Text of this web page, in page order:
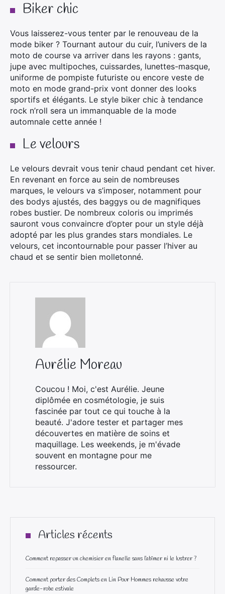
Biker chic
Vous laisserez-vous tenter par le renouveau de la
mode biker ? Tournant autour du cuir, l’univers de la
moto de course va arriver dans les rayons : gants,
jupe avec multipoches, cuissardes, lunettes-masque,
uniforme de pompiste futuriste ou encore veste de
moto en mode grand-prix vont donner des looks
sportifs et élégants. Le style biker chic à tendance
rock n’roll sera un immanquable de la mode
automnale cette année !
Le velours
Le velours devrait vous tenir chaud pendant cet hiver.
En revenant en force au sein de nombreuses
marques, le velours va s’imposer, notamment pour
des bodys ajustés, des baggys ou de magnifiques
robes bustier. De nombreux coloris ou imprimés
sauront vous convaincre d’opter pour un style déjà
adopté par les plus grandes stars mondiales. Le
velours, cet incontournable pour passer l’hiver au
chaud et se sentir bien molletonné.
Aurélie Moreau
Coucou ! Moi, c'est Aurélie. Jeune
diplômée en cosmétologie, je suis
fascinée par tout ce qui touche à la
beauté. J'adore tester et partager mes
découvertes en matière de soins et
maquillage. Les weekends, je m'évade
souvent en montagne pour me
ressourcer.
Articles récents
Comment repasser un chemisier en flanelle sans l’abîmer ni le lustrer ?
Comment porter des Complets en Lin Pour Hommes rehausse votre
garde-robe estivale